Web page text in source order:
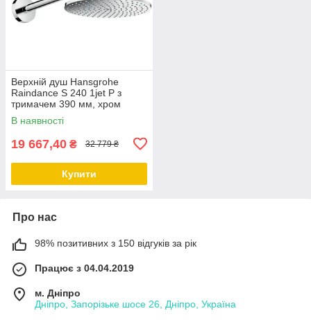
Верхній душ Hansgrohe
Raindance S 240 1jet P з
тримачем 390 мм, хром
27607000
В наявності
19 667,40 ₴ 32 779 ₴
Купити
Про нас
98% позитивних з 150 відгуків за рік
Працює з 04.04.2019
м. Дніпро
Дніпро, Запорізьке шосе 26, Дніпро, Україна